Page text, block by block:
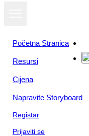
Početna Stranica
Resursi
Cijena
Napravite Storyboard
Registar
Prijaviti se